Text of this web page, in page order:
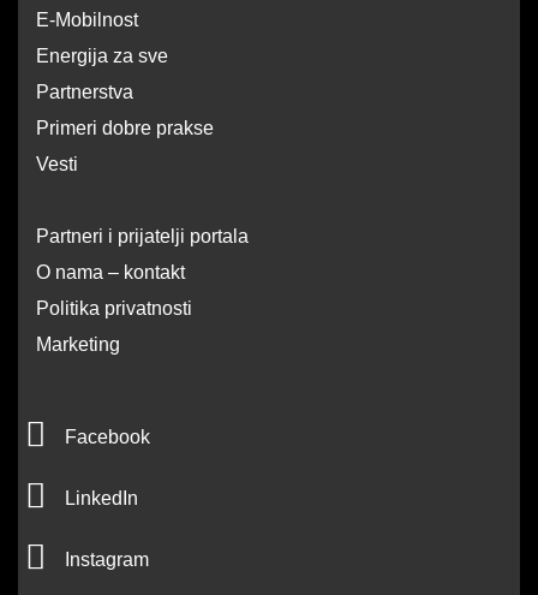
E-Mobilnost
Energija za sve
Partnerstva
Primeri dobre prakse
Vesti
Partneri i prijatelji portala
O nama – kontakt
Politika privatnosti
Marketing
F
c
e
b
Facebook
L
n
LinkedIn
I
Instagram